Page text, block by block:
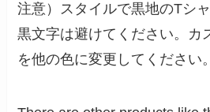
注意）スタイルで黒地のTシ
黒文字は避けてください。カ
を他の色に変更してください。